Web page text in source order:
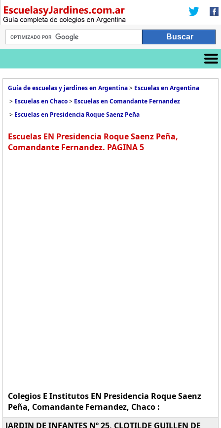
Guía de escuelas y jardines en Argentina> Escuelas en Argentina
> Escuelas en Chaco> Escuelas en Comandante Fernandez
> Escuelas en Presidencia Roque Saenz Peña
Escuelas EN Presidencia Roque Saenz Peña,
Comandante Fernandez. PAGINA 5
Colegios E Institutos EN Presidencia Roque Saenz
Peña, Comandante Fernandez, Chaco :
JARDIN DE INFANTES Nº 25, CLOTILDE GUILLEN DE